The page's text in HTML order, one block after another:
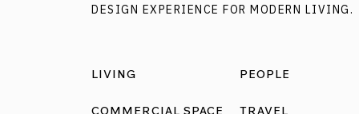
DESIGN EXPERIENCE FOR MODERN LIVING.
LIVING
COMMERCIAL SPACE
PEOPLE
TRAVEL